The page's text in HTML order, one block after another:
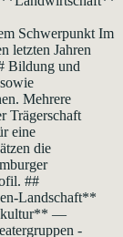
Schwerpunkt Im
letzten Jahren
Bildung und
Mehrere
Trägerschaft
eine
die
##
Landschaft**
—
-